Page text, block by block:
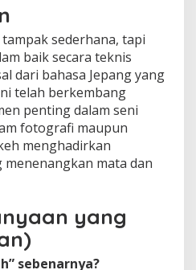
sederhana, tapi
baik secara teknis
dari bahasa Jepang yang
telah berkembang
penting dalam seni
fotografi maupun
menghadirkan
mata dan
yang
sebenarnya?